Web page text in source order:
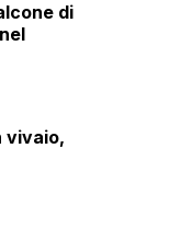
di
vivaio,